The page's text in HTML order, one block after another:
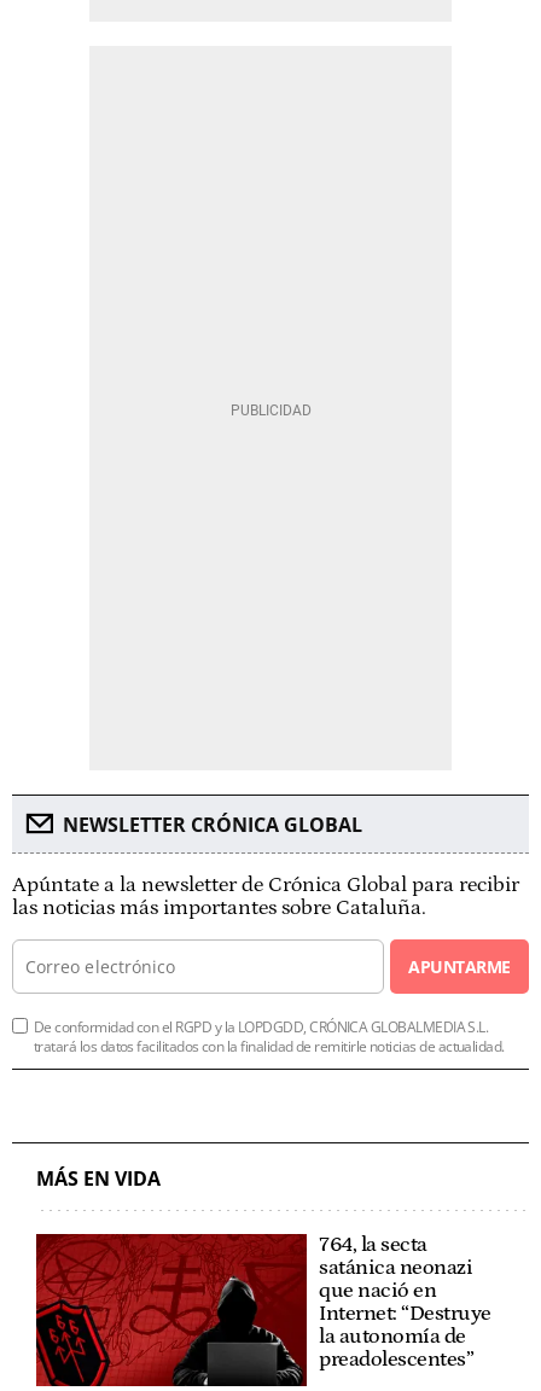
NEWSLETTER CRÓNICA GLOBAL
Apúntate a la newsletter de Crónica Global para recibir
las noticias más importantes sobre Cataluña.
APUNTARME
De conformidad con el RGPD y la LOPDGDD, CRÓNICA GLOBALMEDIA S.L.
tratará los datos facilitados con la finalidad de remitirle noticias de actualidad.
MÁS EN VIDA
764, la secta
satánica neonazi
que nació en
Internet: “Destruye
la autonomía de
preadolescentes”